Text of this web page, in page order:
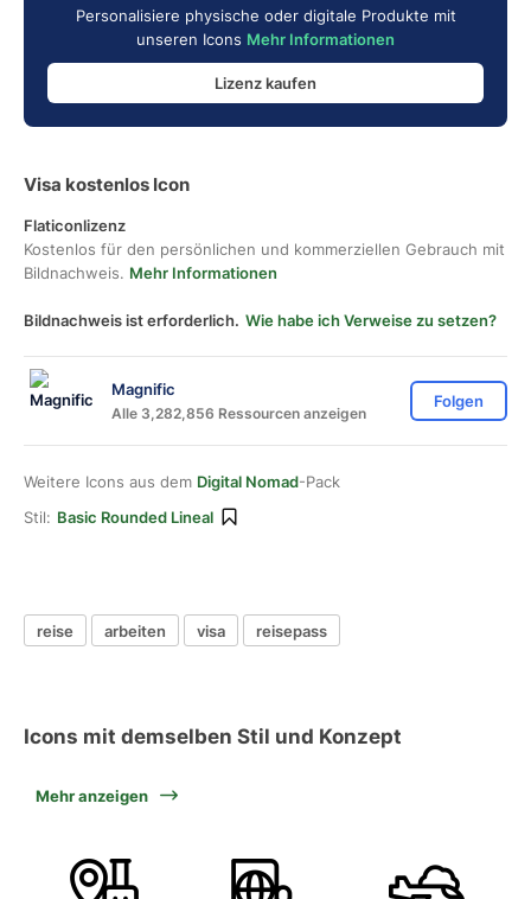
Personalisiere physische oder digitale Produkte mit
unseren Icons Mehr Informationen
Lizenz kaufen
Visa kostenlos Icon
Flaticonlizenz
Kostenlos für den persönlichen und kommerziellen Gebrauch mit
Bildnachweis. Mehr Informationen
Bildnachweis ist erforderlich. Wie habe ich Verweise zu setzen?
Magnific
Alle 3,282,856 Ressourcen anzeigen
Folgen
Weitere Icons aus dem Digital Nomad-Pack
Stil: Basic Rounded Lineal
reise arbeiten visa reisepass
Icons mit demselben Stil und Konzept
Mehr anzeigen